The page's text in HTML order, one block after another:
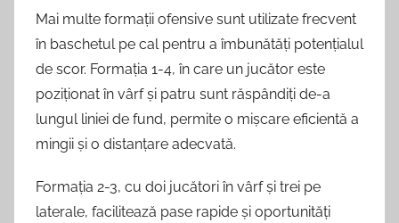
Mai multe formații ofensive sunt utilizate frecvent
în baschetul pe cal pentru a îmbunătăți potențialul
de scor. Formația 1-4, în care un jucător este
poziționat în vârf și patru sunt răspândiți de-a
lungul liniei de fund, permite o mișcare eficientă a
mingii și o distanțare adecvată.
Formația 2-3, cu doi jucători în vârf și trei pe
laterale, facilitează pase rapide și oportunități